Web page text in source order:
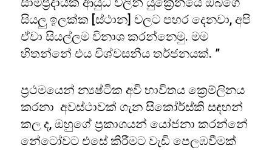
සියලු ඉලක්ක [ස්ථාන] වලට පහර දෙනවා, අපි
ඒවා සියල්ලම විනාශ කරන්නෙමු. මම
හිතන්නේ එය විශ්වසනීය තර්ජනයක්. ”
ප්‍රථමයෙන් න්‍යෂ්ටික අවි භාවිතය ක්‍රෙම්ලිනය
කරනා අවස්ථාවක් ගැන සිකෝර්ස්කි සඳහන්
කල ද, ඔහුගේ ප්‍රකාශයන් යෝජනා කරන්නේ
නේටෝවට එසේ කිරීමට වැඩි පෙලඹවීමක්